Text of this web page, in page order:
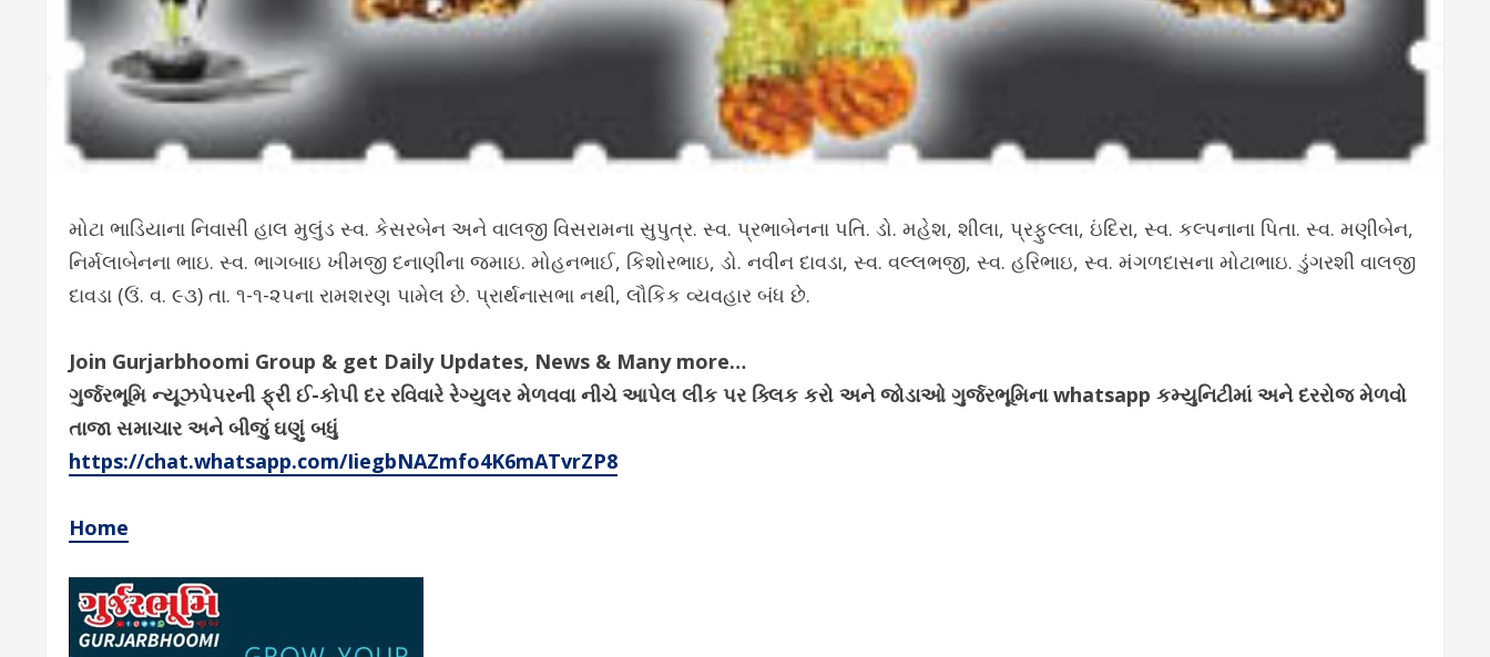
મોટા ભાડિયાના નિવાસી હાલ મુલુંડ સ્વ. કેસરબેન અને વાલજી વિસરામના સુપુત્ર. સ્વ. પ્રભાબેનના પતિ. ડો. મહેશ, શીલા, પ્રફુલ્લા, ઇંદિરા, સ્વ. કલ્પનાના પિતા. સ્વ. મણીબેન,
નિર્મલાબેનના ભાઇ. સ્વ. ભાગબાઇ ખીમજી દનાણીના જમાઇ. મોહનભાઈ, કિશોરભાઇ, ડો. નવીન દાવડા, સ્વ. વલ્લભજી, સ્વ. હરિભાઇ, સ્વ. મંગળદાસના મોટાભાઇ. ડુંગરશી વાલજી
દાવડા (ઉં. વ. ૯૩) તા. ૧-૧-૨૫ના રામશરણ પામેલ છે. પ્રાર્થનાસભા નથી, લૌકિક વ્યવહાર બંધ છે.
Join Gurjarbhoomi Group & get Daily Updates, News & Many more…
ગુર્જરભૂમિ ન્યૂઝપેપરની ફ્રી ઈ-કોપી દર રવિવારે રેગ્યુલર મેળવવા નીચે આપેલ લીંક પર ક્લિક કરો અને જોડાઓ ગુર્જરભૂમિના whatsapp કમ્યુનિટીમાં અને દરરોજ મેળવો
તાજા સમાચાર અને બીજું ઘણું બધું
https://chat.whatsapp.com/IiegbNAZmfo4K6mATvrZP8
Home